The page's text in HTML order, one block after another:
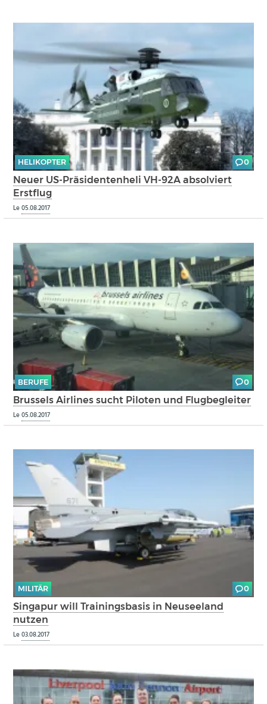
HELIKOPTER 0
Neuer US-Präsidentenheli VH-92A absolviert
Erstflug
Le05.08.2017
BERUFE 0
Brussels Airlines sucht Piloten und Flugbegleiter
Le05.08.2017
MILITÄR 0
Singapur will Trainingsbasis in Neuseeland
nutzen
Le03.08.2017